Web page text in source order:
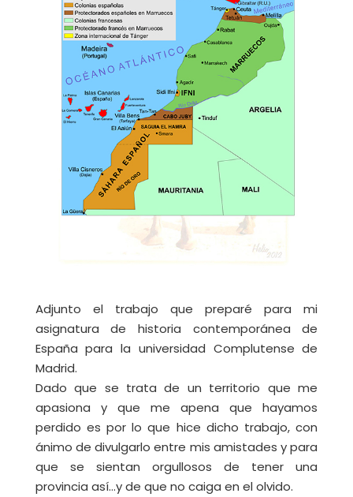
Adjunto el trabajo que preparé para mi
asignatura de historia contemporánea de
España para la universidad Complutense de
Madrid.
Dado que se trata de un territorio que me
apasiona y que me apena que hayamos
perdido es por lo que hice dicho trabajo, con
ánimo de divulgarlo entre mis amistades y para
que se sientan orgullosos de tener una
provincia así…y de que no caiga en el olvido.